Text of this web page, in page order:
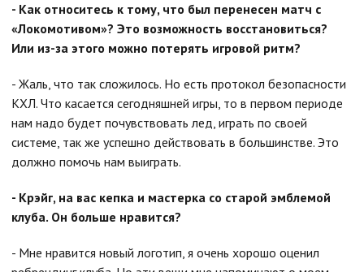
- Как относитесь к тому, что был перенесен матч с
«Локомотивом»? Это возможность восстановиться?
Или из-за этого можно потерять игровой ритм?
- Жаль, что так сложилось. Но есть протокол безопасности
КХЛ. Что касается сегодняшней игры, то в первом периоде
нам надо будет почувствовать лед, играть по своей
системе, так же успешно действовать в большинстве. Это
должно помочь нам выиграть.
- Крэйг, на вас кепка и мастерка со старой эмблемой
клуба. Он больше нравится?
- Мне нравится новый логотип, я очень хорошо оценил